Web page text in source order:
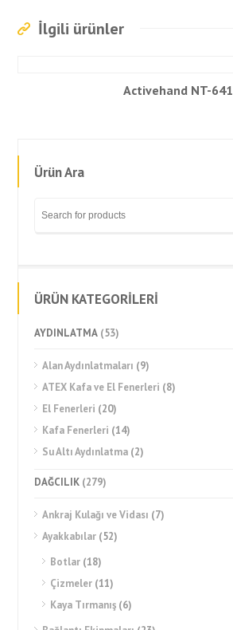
İlgili ürünler
Activehand NT-641
Ürün Ara
ÜRÜN KATEGORİLERİ
AYDINLATMA (53)
Alan Aydınlatmaları (9)
ATEX Kafa ve El Fenerleri (8)
El Fenerleri (20)
Kafa Fenerleri (14)
Su Altı Aydınlatma (2)
DAĞCILIK (279)
Ankraj Kulağı ve Vidası (7)
Ayakkabılar (52)
Botlar (18)
Çizmeler (11)
Kaya Tırmanış (6)